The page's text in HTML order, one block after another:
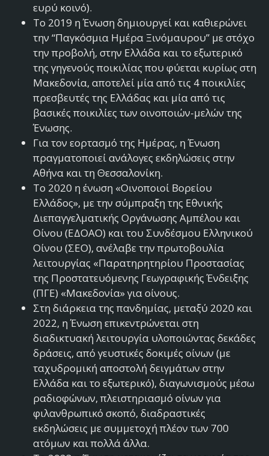
ευρύ κοινό).
Το 2019 η Ένωση δημιουργεί και καθιερώνει
την “Παγκόσμια Ημέρα Ξινόμαυρου” με στόχο
την προβολή, στην Ελλάδα και το εξωτερικό
της γηγενούς ποικιλίας που φύεται κυρίως στη
Μακεδονία, αποτελεί μία από τις 4 ποικιλίες
πρεσβευτές της Ελλάδας και μία από τις
βασικές ποικιλίες των οινοποιών-μελών της
Ένωσης.
Για τον εορτασμό της Ημέρας, η Ένωση
πραγματοποιεί ανάλογες εκδηλώσεις στην
Αθήνα και τη Θεσσαλονίκη.
Το 2020 η ένωση «Οινοποιοί Βορείου
Ελλάδος», με την σύμπραξη της Εθνικής
Διεπαγγελματικής Οργάνωσης Αμπέλου και
Οίνου (ΕΔΟΑΟ) και του Συνδέσμου Ελληνικού
Οίνου (ΣΕΟ), ανέλαβε την πρωτοβουλία
λειτουργίας «Παρατηρητηρίου Προστασίας
της Προστατευόμενης Γεωγραφικής Ένδειξης
(ΠΓΕ) «Μακεδονία» για οίνους.
Στη διάρκεια της πανδημίας, μεταξύ 2020 και
2022, η Ένωση επικεντρώνεται στη
διαδικτυακή λειτουργία υλοποιώντας δεκάδες
δράσεις, από γευστικές δοκιμές οίνων (με
ταχυδρομική αποστολή δειγμάτων στην
Ελλάδα και το εξωτερικό), διαγωνισμούς μέσω
ραδιοφώνων, πλειστηριασμό οίνων για
φιλανθρωπικό σκοπό, διαδραστικές
εκδηλώσεις με συμμετοχή πλέον των 700
ατόμων και πολλά άλλα.